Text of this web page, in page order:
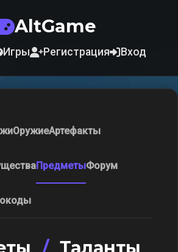
AltGame
Игры Регистрация Вход
ОружиеАртефакты
ПредметыФорум
/ Таланты